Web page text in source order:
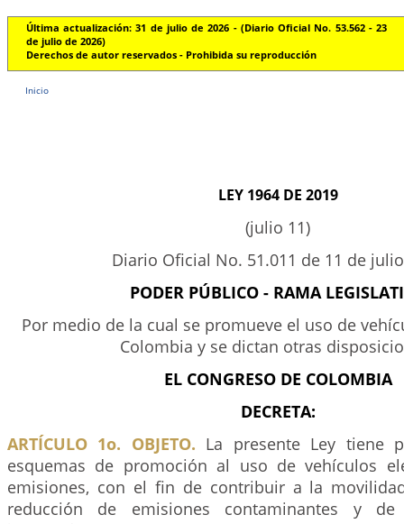
Última actualización: 31 de julio de 2026 - (Diario Oficial No. 53.562 - 23
de julio de 2026)
Derechos de autor reservados - Prohibida su reproducción
Inicio
LEY 1964 DE 2019
(julio 11)
Diario Oficial No. 51.011 de 11 de
PODER PÚBLICO - RAMA
Por medio de la cual se promueve el uso de
Colombia y se dictan otras
EL CONGRESO DE COLOMBIA
DECRETA:
ARTÍCULO 1o. OBJETO. La presente Ley tiene
esquemas de promoción al uso de vehículos
emisiones, con el fin de contribuir a la
reducción de emisiones contaminantes y